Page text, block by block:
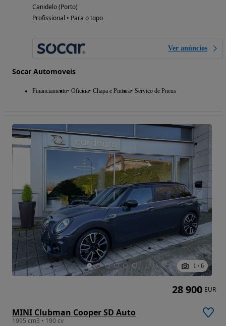
Canidelo (Porto)
Profissional • Para o topo
Ver anúncios
Socar Automoveis
Financiamento Oficina Chapa e Pintura Serviço de Pneus
1 / 6
MINI Clubman Cooper SD Auto
1995 cm3 • 190 cv
28 900 EUR